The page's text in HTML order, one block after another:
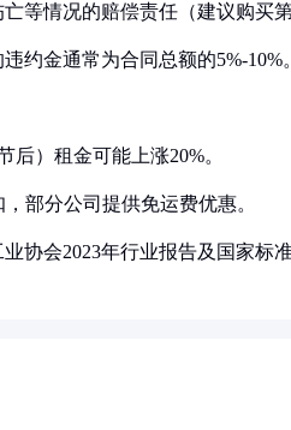
等情况的赔偿责任（建议购买
约金通常为合同总额的5%-10%。
）租金可能上涨20%。
部分公司提供免运费优惠。
协会2023年行业报告及国家标准